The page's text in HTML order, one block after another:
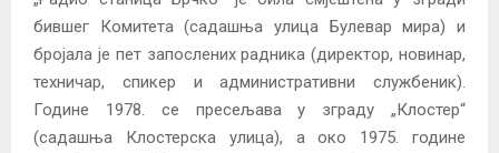
бившег Комитета (садашња улица Булевар мира) и
бројала је пет запослених радника (директор, новинар,
техничар, спикер и административни службеник).
Године 1978. се пресељава у зграду „Клостер“
(садашња Клостерска улица), а око 1975. године